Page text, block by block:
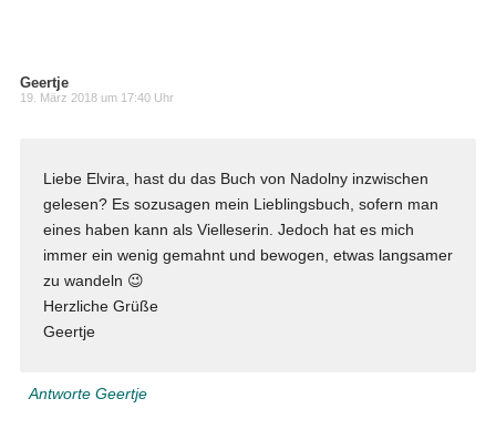
Geertje
19. März 2018 um 17:40 Uhr
Liebe Elvira, hast du das Buch von Nadolny inzwischen
gelesen? Es sozusagen mein Lieblingsbuch, sofern man
eines haben kann als Vielleserin. Jedoch hat es mich
immer ein wenig gemahnt und bewogen, etwas langsamer
zu wandeln 😉
Herzliche Grüße
Geertje
Antworte Geertje